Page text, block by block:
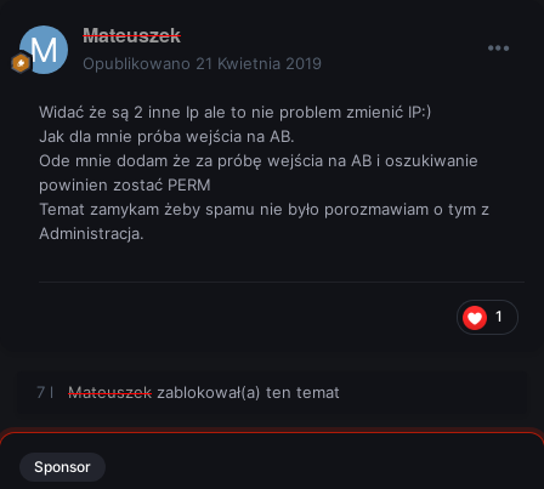
Mateuszek
Opublikowano 21 Kwietnia 2019
Widać że są 2 inne Ip ale to nie problem zmienić IP:)
Jak dla mnie próba wejścia na AB.
Ode mnie dodam że za próbę wejścia na AB i oszukiwanie
powinien zostać PERM
Temat zamykam żeby spamu nie było porozmawiam o tym z
Administracja.
1
7 l Mateuszek zablokował(a) ten temat
Sponsor